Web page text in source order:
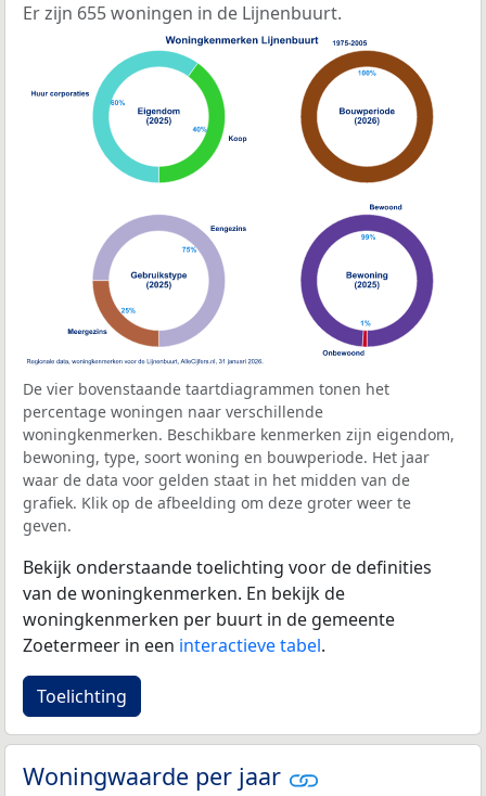
Er zijn 655 woningen in de Lijnenbuurt.
De vier bovenstaande taartdiagrammen tonen het
percentage woningen naar verschillende
woningkenmerken. Beschikbare kenmerken zijn eigendom,
bewoning, type, soort woning en bouwperiode. Het jaar
waar de data voor gelden staat in het midden van de
grafiek. Klik op de afbeelding om deze groter weer te
geven.
Bekijk onderstaande toelichting voor de definities
van de woningkenmerken. En bekijk de
woningkenmerken per buurt in de gemeente
Zoetermeer in een interactieve tabel.
Toelichting
Woningwaarde per jaar